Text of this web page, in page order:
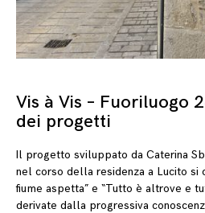
Vis à Vis – Fuoriluogo
dei progetti
Il progetto sviluppato da Caterina
nel corso della residenza a Lucito si
fiume aspetta” e “Tutto è altrove e
derivate dalla progressiva